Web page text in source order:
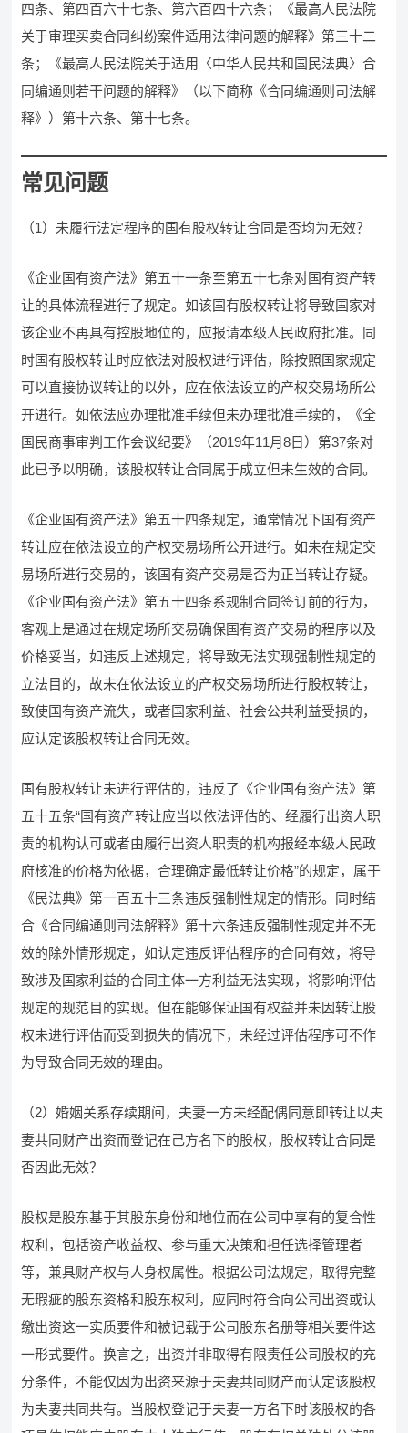
四条、第四百六十七条、第六百四十六条；《最高人民法院
关于审理买卖合同纠纷案件适用法律问题的解释》第三十二
条；《最高人民法院关于适用〈中华人民共和国民法典〉合
同编通则若干问题的解释》（以下简称《合同编通则司法解
释》）第十六条、第十七条。
常见问题
（1）未履行法定程序的国有股权转让合同是否均为无效？
《企业国有资产法》第五十一条至第五十七条对国有资产转
让的具体流程进行了规定。如该国有股权转让将导致国家对
该企业不再具有控股地位的，应报请本级人民政府批准。同
时国有股权转让时应依法对股权进行评估，除按照国家规定
可以直接协议转让的以外，应在依法设立的产权交易场所公
开进行。如依法应办理批准手续但未办理批准手续的，《全
国民商事审判工作会议纪要》（2019年11月8日）第37条对
此已予以明确，该股权转让合同属于成立但未生效的合同。
《企业国有资产法》第五十四条规定，通常情况下国有资产
转让应在依法设立的产权交易场所公开进行。如未在规定交
易场所进行交易的，该国有资产交易是否为正当转让存疑。
《企业国有资产法》第五十四条系规制合同签订前的行为，
客观上是通过在规定场所交易确保国有资产交易的程序以及
价格妥当，如违反上述规定，将导致无法实现强制性规定的
立法目的，故未在依法设立的产权交易场所进行股权转让，
致使国有资产流失，或者国家利益、社会公共利益受损的，
应认定该股权转让合同无效。
国有股权转让未进行评估的，违反了《企业国有资产法》第
五十五条“国有资产转让应当以依法评估的、经履行出资人职
责的机构认可或者由履行出资人职责的机构报经本级人民政
府核准的价格为依据，合理确定最低转让价格”的规定，属于
《民法典》第一百五十三条违反强制性规定的情形。同时结
合《合同编通则司法解释》第十六条违反强制性规定并不无
效的除外情形规定，如认定违反评估程序的合同有效，将导
致涉及国家利益的合同主体一方利益无法实现，将影响评估
规定的规范目的实现。但在能够保证国有权益并未因转让股
权未进行评估而受到损失的情况下，未经过评估程序可不作
为导致合同无效的理由。
（2）婚姻关系存续期间，夫妻一方未经配偶同意即转让以夫
妻共同财产出资而登记在己方名下的股权，股权转让合同是
否因此无效？
股权是股东基于其股东身份和地位而在公司中享有的复合性
权利，包括资产收益权、参与重大决策和担任选择管理者
等，兼具财产权与人身权属性。根据公司法规定，取得完整
无瑕疵的股东资格和股东权利，应同时符合向公司出资或认
缴出资这一实质要件和被记载于公司股东名册等相关要件这
一形式要件。换言之，出资并非取得有限责任公司股权的充
分条件，不能仅因为出资来源于夫妻共同财产而认定该股权
为夫妻共同共有。当股权登记于夫妻一方名下时该股权的各